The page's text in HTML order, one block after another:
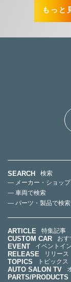
もっと
SEARCH
検索
— メーカー・ショッ
— 車両で検索
— パーツ・製品で検索
ARTICLE 特集記事
CUSTOM CAR おす
EVENT イベントイ
RELEASE リリース
TOPICS トピックス
AUTO SALON TV
PARTS/PRODUCTS